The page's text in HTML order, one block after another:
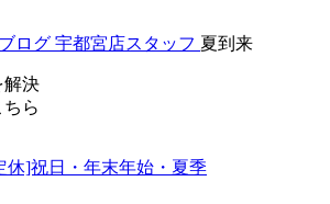
ログ 宇都宮店スタッフ 夏到来
休]祝日・年末年始・夏季